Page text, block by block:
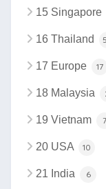
15 Singapore
16 Thailand
17 Europe 17
18 Malaysia
19 Vietnam 7
20 USA 10
21 India 6